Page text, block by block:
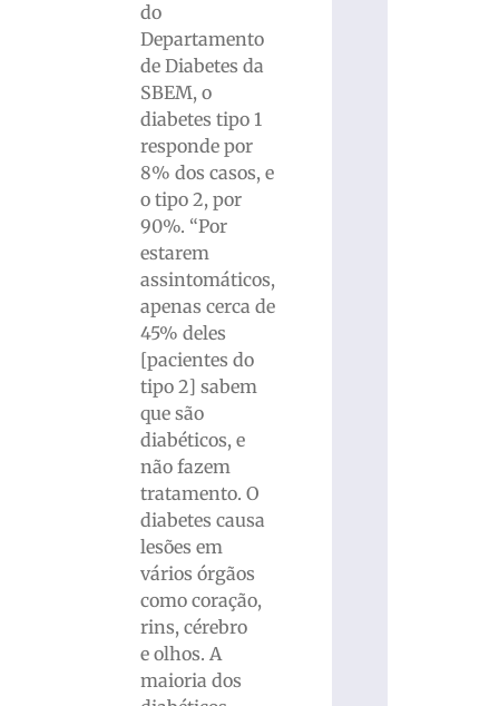
do
Departamento
de Diabetes da
SBEM, o
diabetes tipo 1
responde por
8% dos casos, e
o tipo 2, por
90%. “Por
estarem
assintomáticos,
apenas cerca de
45% deles
[pacientes do
tipo 2] sabem
que são
diabéticos, e
não fazem
tratamento. O
diabetes causa
lesões em
vários órgãos
como coração,
rins, cérebro
e olhos. A
maioria dos